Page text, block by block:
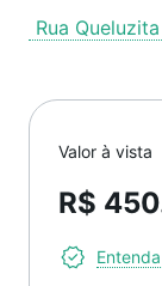
Rua Queluzita
Valor à vista
R$